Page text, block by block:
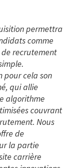
permettra
comme
recrutement
pour cela son
qui allie
algorithme
couvrant
Nous
de
la partie
carrière